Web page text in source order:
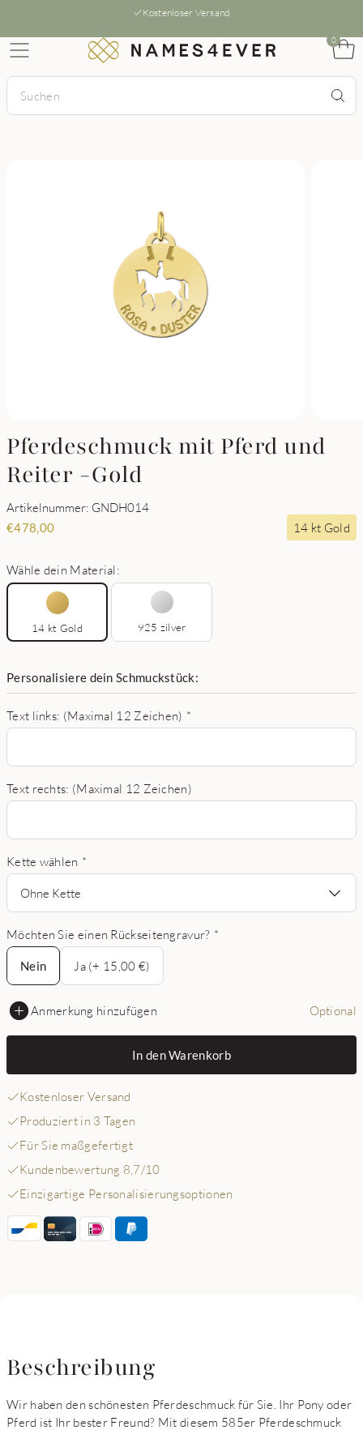
Kostenloser Versand
0
Pferdeschmuck mit Pferd und
Reiter -Gold
Artikelnummer: GNDH014
€478,00 14 kt Gold
Wähle dein Material:
14 kt Gold 925 zilver
Personalisiere dein Schmuckstück:
Text links: (Maximal 12 Zeichen) *
Text rechts: (Maximal 12 Zeichen)
Kette wählen *
Ohne Kette
Möchten Sie einen Rückseitengravur? *
Nein
Nein
Ja (+ 15,00 €)
Anmerkung hinzufügen Optional
In den Warenkorb
Kostenloser Versand
Produziert in 3 Tagen
Für Sie maßgefertigt
Kundenbewertung 8,7/10
Einzigartige Personalisierungsoptionen
Beschreibung
Wir haben den schönesten Pferdeschmuck für Sie. Ihr Pony oder
Pferd ist Ihr bester Freund? Mit diesem 585er Pferdeschmuck